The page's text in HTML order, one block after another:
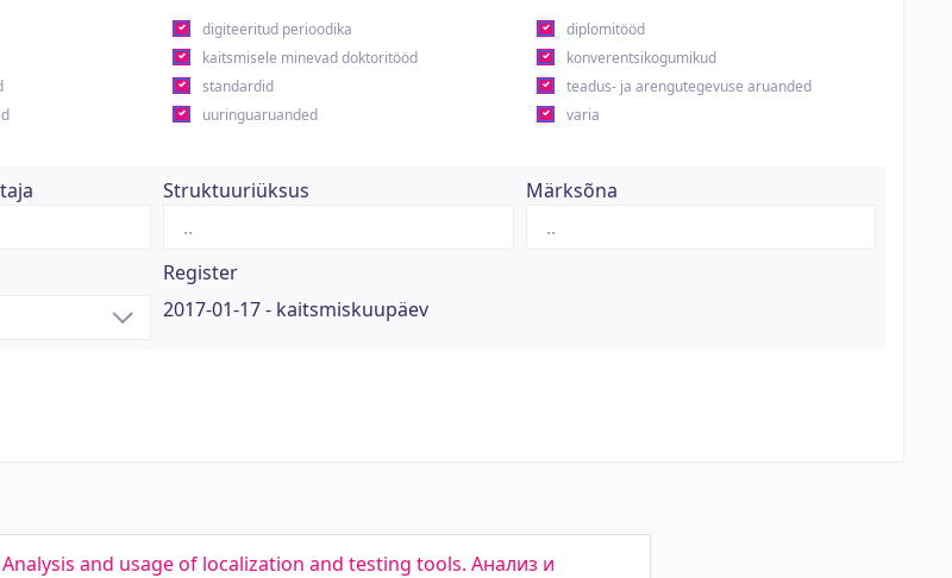
digiteeritud perioodika
diplomitööd
kaitsmisele minevad doktoritööd
konverentsikogumikud
standardid
teadus- ja arengutegevuse aruanded
uuringuaruanded
varia
Struktuuriüksus Märksõna
Register
2017-01-17 - kaitsmiskuupäev
and usage of localization and testing tools. Анализ и